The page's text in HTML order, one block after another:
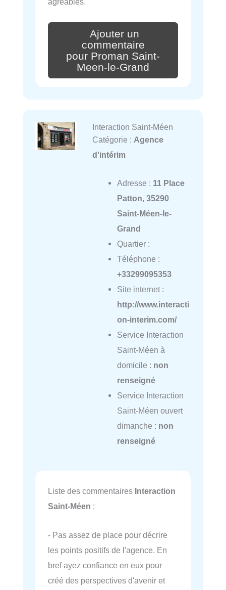
Ajouter un
commentaire
pour Proman Saint-
Meen-le-Grand
Interaction Saint-Méen
Catégorie : Agence
d'intérim
Adresse : 11 Place
Patton, 35290
Saint-Méen-le-
Grand
Quartier :
Téléphone :
+33299095353
Site internet :
http://www.interacti
on-interim.com/
Service Interaction
Saint-Méen à
domicile : non
renseigné
Service Interaction
Saint-Méen ouvert
dimanche : non
renseigné
Liste des commentaires Interaction
Saint-Méen :
- Pas assez de place pour décrire
les points positifs de l'agence. En
bref ayez confiance en eux pour
créé des perspectives d'avenir et